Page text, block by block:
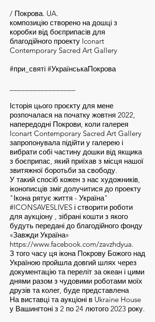
/ Покрова. UA.
композицію створено на дошці з
коробки від боєприпасів для
благодійного проекту Iconart
Contemporary Sacred Art Gallery
#при_святі #УкраїнськаПокрова
Історія цього проєкту для мене
розпочалася на початку жовтня 2022,
напередодні Покрови, коли галерея
Iconart Contemporary Sacred Art Gallery
запропонувала підійти у галерею і
вибрати собі частину дошки від якщика
з боєприпас, який приїхав з місця нашої
звитяжної боротьби за свободу.
У такий спосіб кожен з нас художників,
іконописців зміг долучитися до проекту
"Ікона рятує життя - Україна"
#ICONSAVESLIVES і створити роботи
для аукціону , зібрані кошти з якого
будуть передані до благодійного фонду
«Завжди Україна»
https://www.facebook.com/zavzhdyua.
З того часу ця ікона Покрову Божого над
Україною пройшла довгий шлях через
документацію та переліт за океан і цими
днями разом з чудовими роботами моїх
друзів та колег, буде представлена
На виставці та аукціоні в Ukraine House
у Вашингтоні з 2 по 24 лютого 2023 року.